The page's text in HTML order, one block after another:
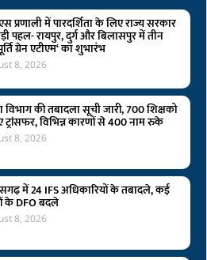
प्रणाली में पारदर्शिता के लिए राज्य सरकार
पहल- रायपुर, दुर्ग और बिलासपुर में तीन
ग्रेन एटीएम‘ का शुभारंभ
8, 2026
विभाग की तबादला सूची जारी, 700 शिक्षको
विभिन्न कारणों से 400 नाम रुके
8, 2026
में 24 IFS अधिकारियों के तबादले, कई
के DFO बदले
8, 2026